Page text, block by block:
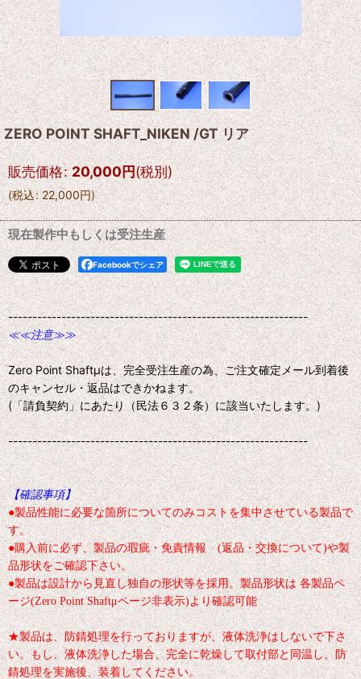
ZERO POINT SHAFT_NIKEN /GT リア
販売価格: 20,000円(税別)
(税込: 22,000円)
現在製作中もしくは受注生産
Facebookでシェア
--------------------------------------------------------------
≪≪注意≫≫
Zero Point Shaftμは、完全受注生産の為、ご注文確定メール到着後
のキャンセル・返品はできかねます。
(「請負契約」にあたり（民法６３２条）に該当いたします。)
--------------------------------------------------------------
【確認事項】
●製品性能に必要な箇所についてのみコストを集中させている製品で
す。
●購入前に必ず、製品の瑕疵・免責情報 (返品・交換について)や製
品形状をご確認下さい。
●製品は設計から見直し独自の形状等を採用。製品形状は 各製品ペ
ージ(Zero Point Shaftμページ非表示)より確認可能
★製品は、防錆処理を行っておりますが、液体洗浄はしないで下さ
い。もし、液体洗浄した場合、完全に乾燥して取付部と同温し、防
錆処理を実施後、装着してください。